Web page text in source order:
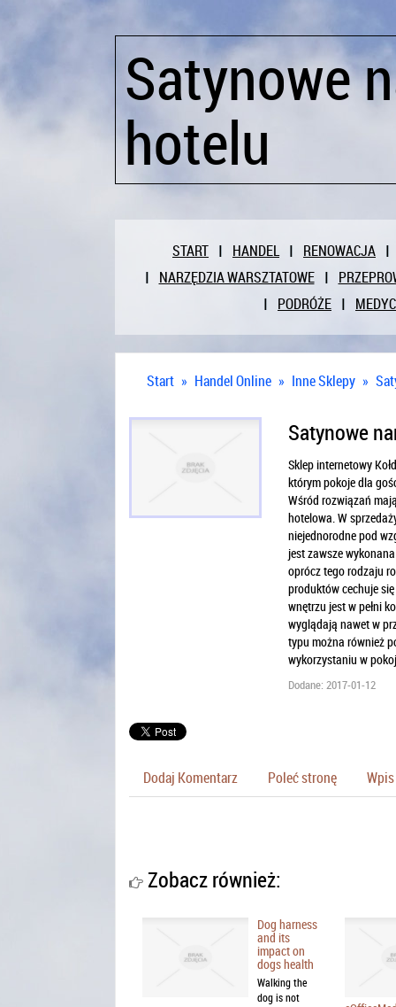
Satynowe
hotelu
START HANDEL
RENOWACJA
NARZĘDZIA WARSZTATOWE
PODRÓŻE
Start » Handel Online » Inne Sklepy »
Satynowe
Sklep internetowy
którym pokoje dla
Wśród rozwiązań
hotelowa. W
niejednorodne pod
jest zawsze
oprócz tego rodzaju
produktów cechuje
wnętrzu jest w pełni
wyglądają nawet w
typu można również
wykorzystaniu w
Dodane: 2017-01-12
Dodaj Komentarz Poleć stronę
Zobacz również:
Dog harness
and its
impact on
dogs health
Walking the
dog is not